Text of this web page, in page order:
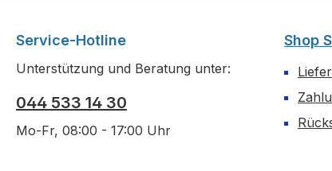
Service-Hotline
Unterstützung und Beratung unter:
044 533 14 30
Mo-Fr, 08:00 - 17:00 Uhr
Shop